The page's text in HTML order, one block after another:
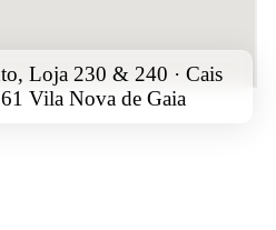
Loja 230 & 240 · Cais
Vila Nova de Gaia